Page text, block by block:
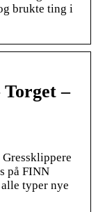
brukte ting i
Torget –
på FINN
typer nye